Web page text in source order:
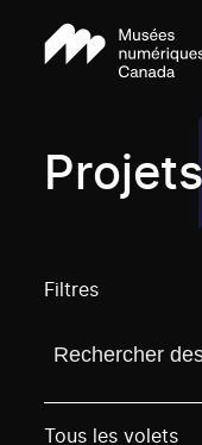
Filtres
Trouvez un
Tous les volets